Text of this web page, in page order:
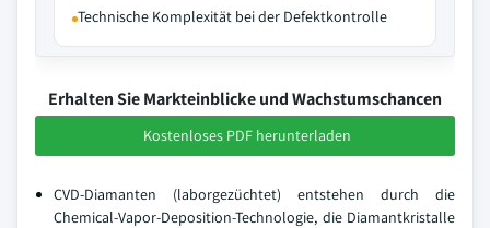
Technische Komplexität bei der Defektkontrolle
Erhalten Sie Markteinblicke und Wachstumschancen
Kostenloses PDF herunterladen
CVD-Diamanten (laborgezüchtet) entstehen durch die
Chemical-Vapor-Deposition-Technologie, die Diamantkristalle